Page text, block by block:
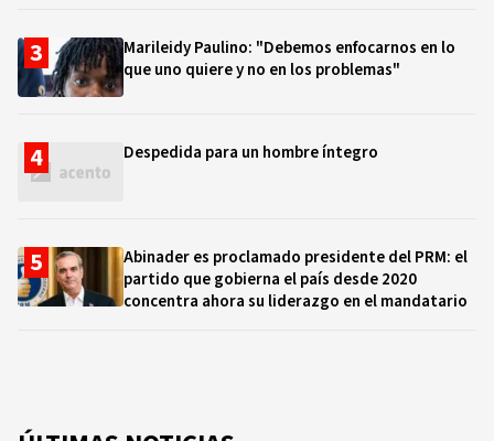
Marileidy Paulino: "Debemos enfocarnos en lo
que uno quiere y no en los problemas"
Despedida para un hombre íntegro
Abinader es proclamado presidente del PRM: el
partido que gobierna el país desde 2020
concentra ahora su liderazgo en el mandatario